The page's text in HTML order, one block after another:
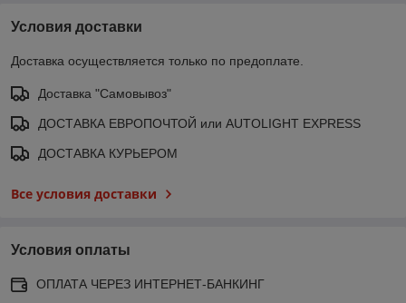
Условия доставки
Доставка осуществляется только по предоплате.
Доставка "Самовывоз"
ДОСТАВКА ЕВРОПОЧТОЙ или AUTOLIGHT EXPRESS
ДОСТАВКА КУРЬЕРОМ
Все условия доставки
Условия оплаты
ОПЛАТА ЧЕРЕЗ ИНТЕРНЕТ-БАНКИНГ